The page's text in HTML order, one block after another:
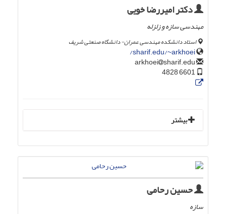
دکتر امیررضا خویی
مهندسی سازه و زلزله
استاد دانشکده مهندسی عمران- دانشگاه صنعتی شریف
sharif.edu/~arkhoei/
sharif.edu
بیشتر
حسین رحامی
سازه